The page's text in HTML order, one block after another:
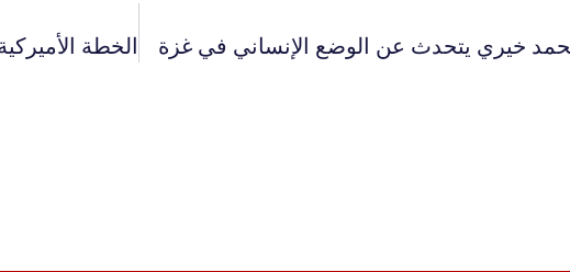
خيري يتحدث عن الوضع الإنساني في غزة